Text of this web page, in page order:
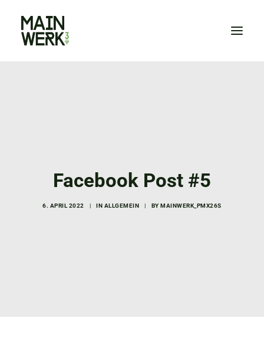
Facebook Post #5
6. APRIL 2022 | IN ALLGEMEIN | BYMAINWERK_PMX26S